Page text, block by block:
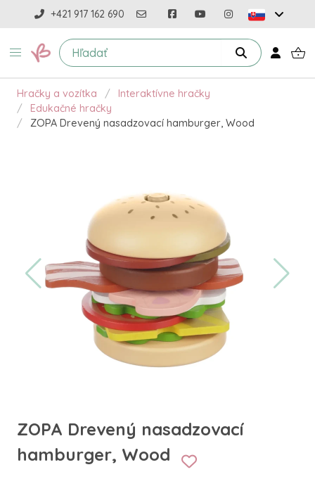
+421 917 162 690
Hračky a vozítka
Interaktívne hračky
Edukačné hračky
ZOPA Drevený nasadzovací hamburger, Wood
ZOPA Drevený nasadzovací
hamburger, Wood